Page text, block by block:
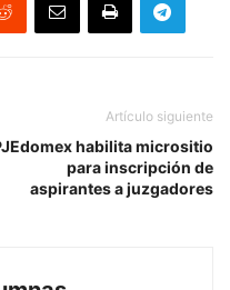
Artículo siguiente
habilita micrositio
para inscripción de
aspirantes a juzgadores